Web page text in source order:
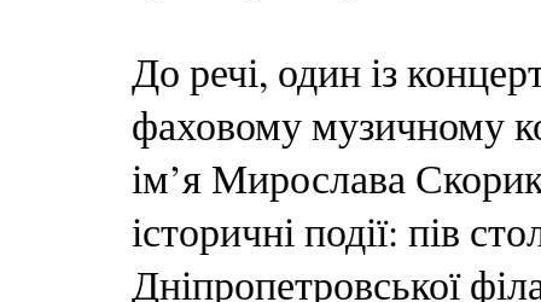
До речі, один із
фаховому музичному
ім’я Мирослава
історичні події: пів
Дніпропетровської